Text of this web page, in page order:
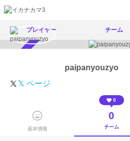
プレイヤー チーム
paipanyouzyo
𝕏 ページ
基本情報
0
0
チーム